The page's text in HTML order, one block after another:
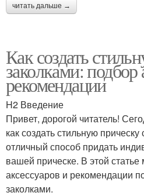
читать дальше →
Как создать
заколками: подбор
рекомендации
H2 Введение
Привет, дорогой читатель!
как создать стильную
отличный способ придать
вашей прическе. В этой
аксессуаров и рекомендации
заколками.